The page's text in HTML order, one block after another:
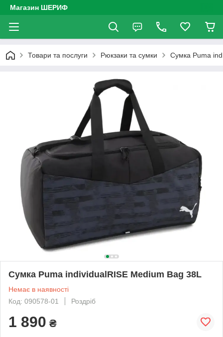
Магазин ШЕРИФ
Товари та послуги Рюкзаки та сумки Сумка Puma
Сумка Puma individualRISE Medium Bag 38L
Немає в наявності
Код: 090578-01
Роздріб
1 890 ₴